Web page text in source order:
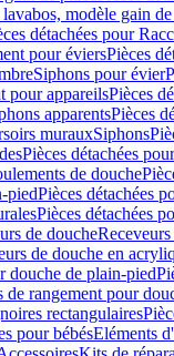
modèle gain
détachées pour
pour éviersPièces
Siphons pour évier
pour appareilsPièces
apparentsPièces
murauxSiphons
Pièces détachées
de douche
piedPièces détachées
Pièces détachées
de douche
de douche en
douche de plain-pied
de rangement pour
rectangulaires
pour bébésEléments